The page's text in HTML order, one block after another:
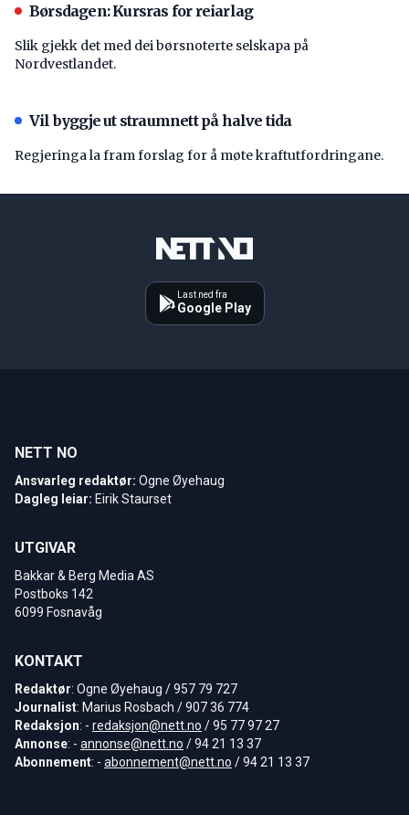
Børsdagen: Kursras for reiarlag
Slik gjekk det med dei børsnoterte selskapa på
Nordvestlandet.
Vil byggje ut straumnett på halve tida
Regjeringa la fram forslag for å møte kraftutfordringane.
Last ned fra
Google Play
NETT NO
Ansvarleg redaktør: Ogne Øyehaug
Dagleg leiar: Eirik Staurset
UTGIVAR
Bakkar & Berg Media AS
Postboks 142
6099 Fosnavåg
KONTAKT
Redaktør: Ogne Øyehaug / 957 79 727
Journalist: Marius Rosbach / 907 36 774
Redaksjon: - redaksjon@nett.no / 95 77 97 27
Annonse: - annonse@nett.no / 94 21 13 37
Abonnement: - abonnement@nett.no / 94 21 13 37